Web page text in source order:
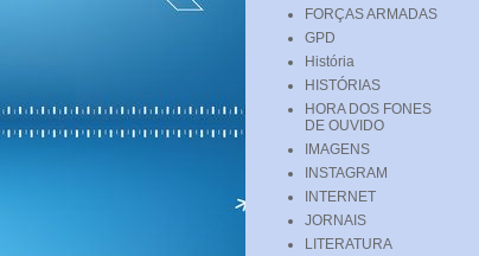
FORÇAS ARMADAS
GPD
História
HISTÓRIAS
HORA DOS FONES
DE OUVIDO
IMAGENS
INSTAGRAM
INTERNET
JORNAIS
LITERATURA